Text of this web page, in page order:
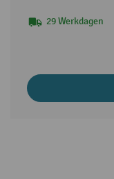
29 Werkdagen